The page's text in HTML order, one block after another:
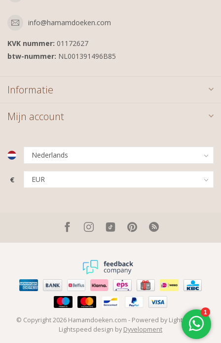
info@hamamdoeken.com
KVK nummer: 01172627
btw-nummer: NL001391496B85
Informatie
Mijn account
€
© Copyright 2026 Hamamdoeken.com - Powered by Lightspeed-
Lightspeed design by Dyvelopment